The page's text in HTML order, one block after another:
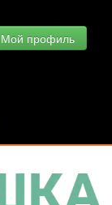
Мой профиль